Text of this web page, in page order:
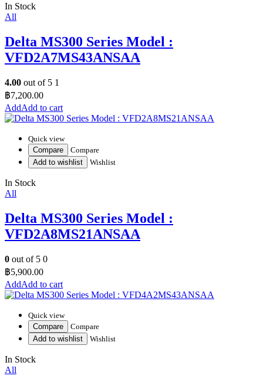
In Stock
All
Delta MS300 Series Model :
VFD2A7MS43ANSAA
4.00 out of 5 1
฿7,200.00
Add to cart
Quick view
Compare
Compare
Add to wishlist
Wishlist
In Stock
All
Delta MS300 Series Model :
VFD2A8MS21ANSAA
0 out of 5 0
฿5,900.00
Add to cart
Quick view
Compare
Compare
Add to wishlist
Wishlist
In Stock
All